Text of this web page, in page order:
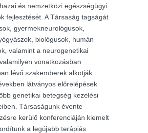
és nemzetközi egészségügyi
fejlesztését. A Társaság tagságát
gyermekneurológusok,
biológusok, humán
valamint a neurogenetikai
vonatkozásban
lévő szakemberek alkotják.
látványos előrelépések
genetikai betegség kezelési
Társaságunk évente
kerülő konferenciáján kiemelt
a legújabb terápiás